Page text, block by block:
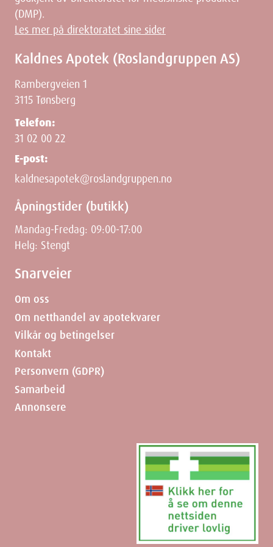
Dimensjoner
Depth
Weight
(DMP).
Les mer på direktoratet sine sider
Kaldnes Apotek (Roslandgruppen AS)
Rambergveien 1
3115 Tønsberg
Telefon:
31 02 00 22
E-post:
kaldnesapotek@roslandgruppen.no
Åpningstider (butikk)
Mandag-Fredag: 09:00-17:00
Helg: Stengt
Snarveier
Om oss
Om netthandel av apotekvarer
Vilkår og betingelser
Kontakt
Personvern (GDPR)
Samarbeid
Annonsere